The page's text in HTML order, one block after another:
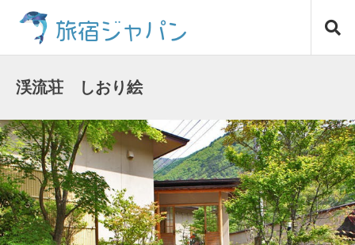
ス
キ
ッ
プ
旅宿ジャパン
渓流荘 しおり絵